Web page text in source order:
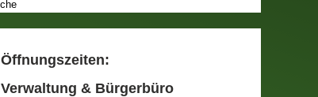
Öffnungszeiten:
Verwaltung & Bürgerbüro